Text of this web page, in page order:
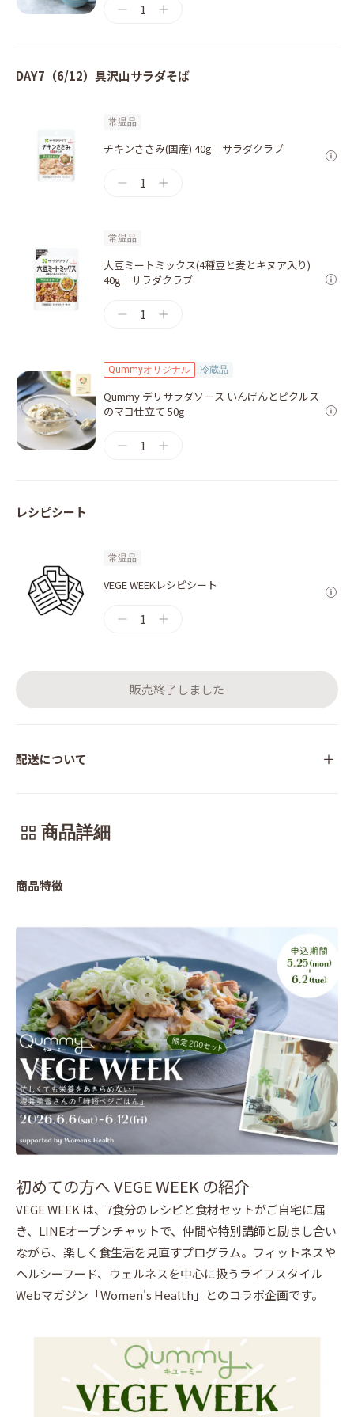
1
DAY7（6/12）具沢山サラダそば
常温品
チキンささみ(国産) 40g｜サラダクラブ
1
常温品
大豆ミートミックス(4種豆と麦とキヌア入り)
40g｜サラダクラブ
1
Qummyオリジナル 冷蔵品
Qummy デリサラダソース いんげんとピクルス
のマヨ仕立て 50g
1
レシピシート
常温品
VEGE WEEKレシピシート
1
販売終了しました
配送について
商品詳細
商品特徴
初めての方へ VEGE WEEK の紹介
VEGE WEEK は、7食分のレシピと食材セットがご自宅に届
き、LINEオープンチャットで、仲間や特別講師と励まし合い
ながら、楽しく食生活を見直すプログラム。フィットネスや
ヘルシーフード、ウェルネスを中心に扱うライフスタイル
Webマガジン「Women's Health」とのコラボ企画です。